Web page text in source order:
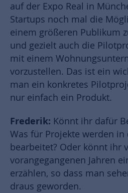
auf der Expo Real in
Startups noch mal die
einem größeren Publikum
und gezielt auch die
mit einem
vorzustellen. Das ist ein
man ein konkretes
nur einfach ein Produkt.
Frederik: Könnt ihr dafür
Was für Projekte werden
bearbeitet? Oder könnt ihr
vorangegangenen Jahren
erzählen, so dass man
draus geworden.